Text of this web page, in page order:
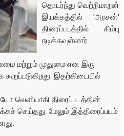
தொடர்ந்து வெற்றிமாறன்
இயக்கத்தில் 'அரசன்'
திரைப்படத்தில் சிம்பு
நடிக்கவுள்ளார்.
மற்றும் முதுமை என இரு
இதற்கிடையில்
வெளியாகி திரைப்படத்தின்
செய்தது. மேலும் இத்திரைப்படம்